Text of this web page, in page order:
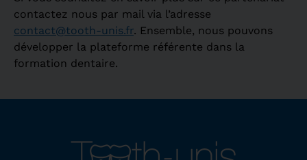
contactez nous par mail via l’adresse
contact@tooth-unis.fr. Ensemble, nous pouvons
développer la plateforme référente dans la
formation dentaire.